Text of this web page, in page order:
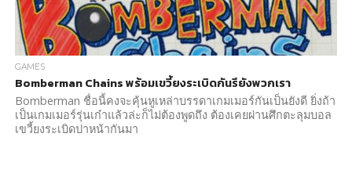
GAMES
Bomberman Chains พร้อมเขวี้ยงระเบิดกันรึยังพวกเรา
Bomberman ชื่อนี้คงจะคุ้นหูเหล่าบรรดาเกมเมอร์กันเป็นยังดี ยิ่งถ้า
เป็นเกมเมอร์รุ่นเก๋าแล้วล่ะก็ไม่ต้องพูดถึง ต้องเคยผ่านศึกตะลุมบอล
เขวี้ยงระเบิดปาหน้ากันมา